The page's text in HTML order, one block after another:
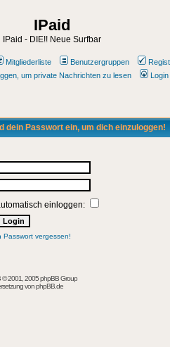
IPaid
IPaid - DIE!! Neue Surfbar
Mitgliederliste Benutzergruppen
um private Nachrichten zu lesen Login
dein Passwort ein, um dich einzuloggen!
einloggen:
Passwort vergessen!
© 2001, 2005 phpBB Group
vonphpBB.de